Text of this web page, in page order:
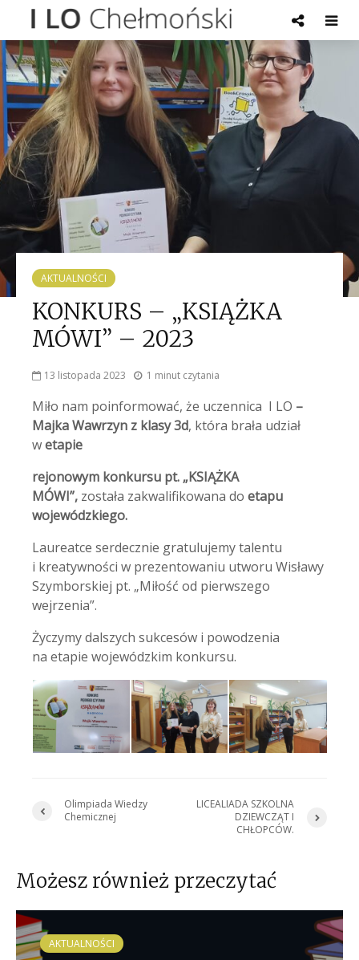
AKTUALNOŚCI
KONKURS – „KSIĄŻKA
MÓWI” – 2023
13 listopada 2023 1 minut czytania
Miło nam poinformować, że uczennica I LO –
Majka Wawrzyn z klasy 3d, która brała udział
wetapie
rejonowym konkursu pt. „KSIĄŻKA
MÓWI”, została zakwalifikowana do etapu
wojewódzkiego.
Laureatce serdecznie gratulujemy talentu
i kreatywności w prezentowaniu utworu Wisławy
Szymborskiej pt. „Miłość od pierwszego
wejrzenia”.
Życzymy dalszych sukcesów i powodzenia
na etapie wojewódzkim konkursu.
Olimpiada Wiedzy
Chemicznej
LICEALIADA SZKOLNA
DZIEWCZĄT I
CHŁOPCÓW.
Możesz również przeczytać
AKTUALNOŚCI